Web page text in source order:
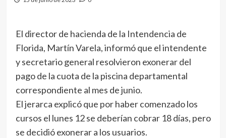
El director de hacienda de la Intendencia de
Florida, Martín Varela, informó que el intendente
y secretario general resolvieron exonerar del
pago de la cuota de la piscina departamental
correspondiente al mes de junio.
El jerarca explicó que por haber comenzado los
cursos el lunes 12 se deberían cobrar 18 días, pero
se decidió exonerar a los usuarios.